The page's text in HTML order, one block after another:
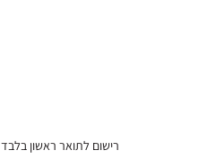
רישום לתואר ראשון בלבד